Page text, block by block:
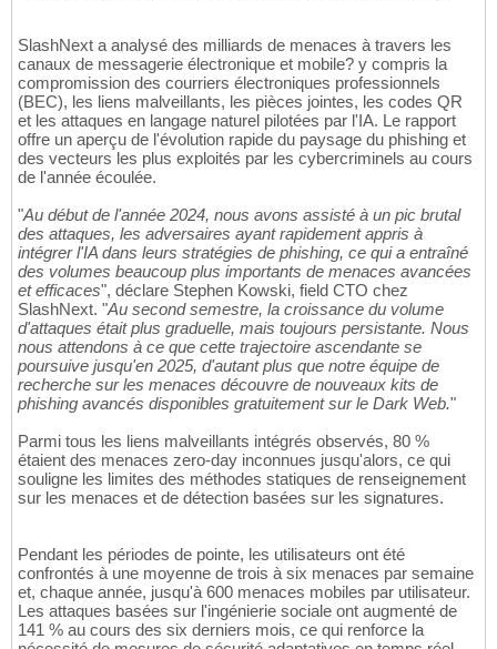
SlashNext a analysé des milliards de menaces à travers les
canaux de messagerie électronique et mobile? y compris la
compromission des courriers électroniques professionnels
(BEC), les liens malveillants, les pièces jointes, les codes QR
et les attaques en langage naturel pilotées par l'IA. Le rapport
offre un aperçu de l'évolution rapide du paysage du phishing et
des vecteurs les plus exploités par les cybercriminels au cours
de l'année écoulée.
"Au début de l'année 2024, nous avons assisté à un pic brutal
des attaques, les adversaires ayant rapidement appris à
intégrer l'IA dans leurs stratégies de phishing, ce qui a entraîné
des volumes beaucoup plus importants de menaces avancées
et efficaces", déclare Stephen Kowski, field CTO chez
SlashNext. "Au second semestre, la croissance du volume
d'attaques était plus graduelle, mais toujours persistante. Nous
nous attendons à ce que cette trajectoire ascendante se
poursuive jusqu'en 2025, d'autant plus que notre équipe de
recherche sur les menaces découvre de nouveaux kits de
phishing avancés disponibles gratuitement sur le Dark Web."
Parmi tous les liens malveillants intégrés observés, 80 %
étaient des menaces zero-day inconnues jusqu'alors, ce qui
souligne les limites des méthodes statiques de renseignement
sur les menaces et de détection basées sur les signatures.
Pendant les périodes de pointe, les utilisateurs ont été
confrontés à une moyenne de trois à six menaces par semaine
et, chaque année, jusqu'à 600 menaces mobiles par utilisateur.
Les attaques basées sur l'ingénierie sociale ont augmenté de
141 % au cours des six derniers mois, ce qui renforce la